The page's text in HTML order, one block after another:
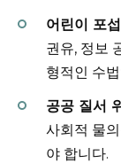
어린이 포
권유, 정보
형적인 수
공공 질서
사회적 물
야 합니다.